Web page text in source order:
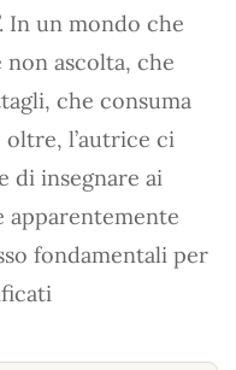
In un mondo che
ascolta, che
che consuma
l’autrice ci
di insegnare ai
apparentemente
fondamentali per